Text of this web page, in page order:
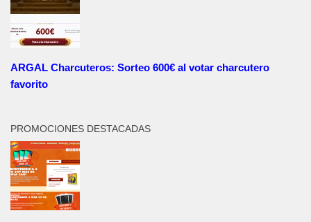
ARGAL Charcuteros: Sorteo 600€ al votar charcutero
favorito
PROMOCIONES DESTACADAS